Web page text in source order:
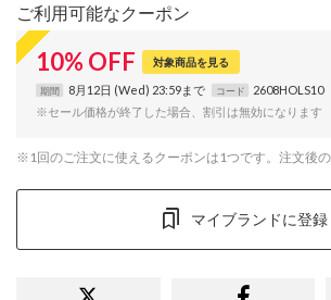
ご利用可能なクーポン
10% OFF 対象商品を見る
期間 8月12日 (Wed) 23:59まで コード
2608HOLS10
※セール価格が終了した場合、割引は無効になります
※1回のご注文に使えるクーポンは1つです。注文後の
マイブランドに登録